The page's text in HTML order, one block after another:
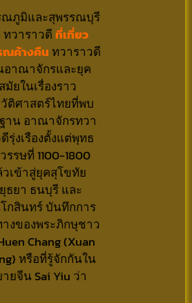
ณภูมิและสุพรรณบุรี
ทวาราวดีที่เที่ยว
ค้างคืนทวาราวดี
อาณาจักรและยุค
สมัยในเรื่องราว
ติศาสตร์ไทยที่พบ
าน อาณาจักรทวา
รุ่งเรืองตั้งแต่พุทธ
รรษที่ 1100-1800
เข้าสู่ยุคสุโขทัย
ธยา ธนบุรี และ
กสินทร์ บันทึกการ
งของพระภิกษุชาว
Chang (Xuan
หรือที่รู้จักกันใน
ยจีน Sai Yiu ว่า